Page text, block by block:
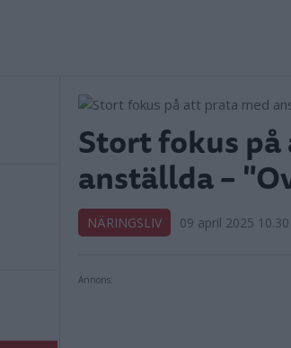
Stort fokus
anställda –
NÄRINGSLIV 09 april 2025 10.30
Annons: